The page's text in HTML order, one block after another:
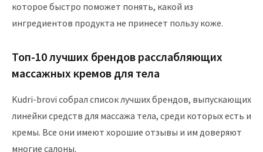
которое быстро поможет понять, какой из
ингредиентов продукта не принесет пользу коже.
Топ-10 лучших брендов расслабляющих
массажных кремов для тела
Kudri-brovi собрал список лучших брендов, выпускающих
линейки средств для массажа тела, среди которых есть и
кремы. Все они имеют хорошие отзывы и им доверяют
многие салоны.